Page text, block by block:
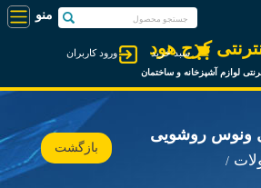
کرج هود
لوازم آشپزخانه و ساختمان
ورود کاربران سبد خرید
ونوس روشویی
بازگشت